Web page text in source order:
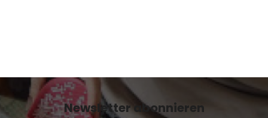
Newsletter abonnieren